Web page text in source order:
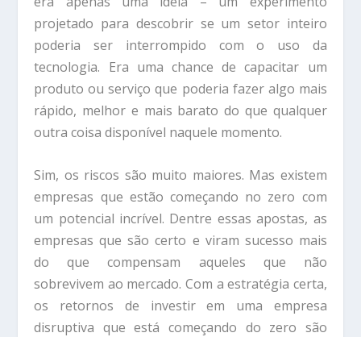
projetado para descobrir se um setor inteiro
poderia ser interrompido com o uso da
tecnologia. Era uma chance de capacitar um
produto ou serviço que poderia fazer algo mais
rápido, melhor e mais barato do que qualquer
outra coisa disponível naquele momento.
Sim, os riscos são muito maiores. Mas existem
empresas que estão começando no zero com
um potencial incrível. Dentre essas apostas, as
empresas que são certo e viram sucesso mais
do que compensam aqueles que não
sobrevivem ao mercado. Com a estratégia certa,
os retornos de investir em uma empresa
disruptiva que está começando do zero são